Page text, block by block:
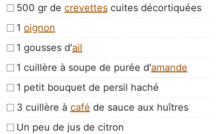
500 gr de crevettes cuites décortiquées
1 oignon
1 gousses d'ail
1 cuillère à soupe de purée d'amande
1 petit bouquet de persil haché
3 cuillère à café de sauce aux huîtres
Un peu de jus de citron